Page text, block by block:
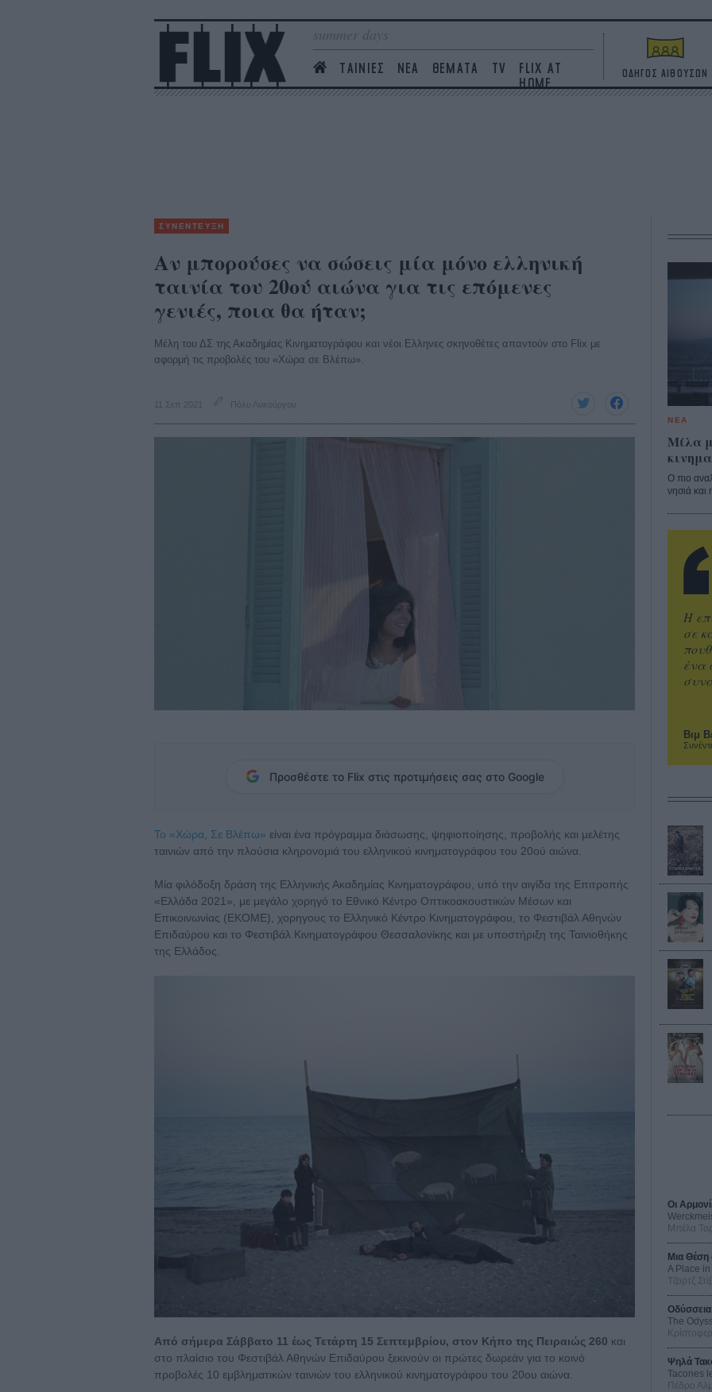
summer days
ΤΑΙΝΙΕΣ ΝΕΑ ΘΕΜΑΤΑ TV
FLIX AT
HOME
ΟΔΗΓΟΣ ΑΙΘΟΥΣΩΝ
ΣΥΝΕΝΤΕΥΞΗ
Αν μπορούσες να σώσεις μία μόνο ελληνική
ταινία του 20ού αιώνα για τις επόμενες
γενιές, ποια θα ήταν;
Μέλη του ΔΣ της Ακαδημίας Κινηματογράφου και νέοι Ελληνες σκηνοθέτες απαντούν στο Flix με
αφορμή τις προβολές του «Χώρα σε Βλέπω».
11 Σεπ 2021 Πόλυ Λυκούργου
Προσθέστε το Flix στις προτιμήσεις σας στο Google
To «Χώρα, Σε Βλέπω» είναι ένα πρόγραμμα διάσωσης, ψηφιοποίησης, προβολής και μελέτης
ταινιών από την πλούσια κληρονομιά του ελληνικού κινηματογράφου του 20ού αιώνα.
Μία φιλόδοξη δράση της Ελληνικής Ακαδημίας Κινηματογράφου, υπό την αιγίδα της Επιτροπής
«Ελλάδα 2021», με μεγάλο χορηγό το Εθνικό Κέντρο Οπτικοακουστικών Μέσων και
Επικοινωνίας (ΕΚΟΜΕ), χορηγους το Ελληνικό Κέντρο Κινηματογράφου, το Φεστιβάλ Αθηνών
Επιδαύρου και το Φεστιβάλ Κινηματογράφου Θεσσαλονίκης και με υποστήριξη της Ταινιοθήκης
της Ελλάδος.
Από σήμερα Σάββατο 11 έως Τετάρτη 15 Σεπτεμβρίου, στον Κήπο της Πειραιώς 260 και
στο πλαίσιο του Φεστιβάλ Αθηνών Επιδαύρου ξεκινούν οι πρώτες δωρεάν για το κοινό
προβολές 10 εμβληματικών ταινιών του ελληνικού κινηματογράφου του 20ου αιώνα.
ΝΕΑ
Μίλα
Ο πιο
νησιά και
Βιμ
Η
σε
ένα
Οι
Μπέλα
Μια Θέση
A Place
Τζορτζ
Οδύσσεια
The
Ψηλά
Tacones
Πέδρο